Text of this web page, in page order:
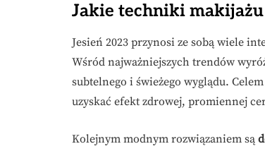
Jakie techniki makijażu
Jesień 2023 przynosi ze sobą wiele
Wśród najważniejszych trendów
subtelnego i świeżego wyglądu.
uzyskać efekt zdrowej, promiennej
Kolejnym modnym rozwiązaniem są